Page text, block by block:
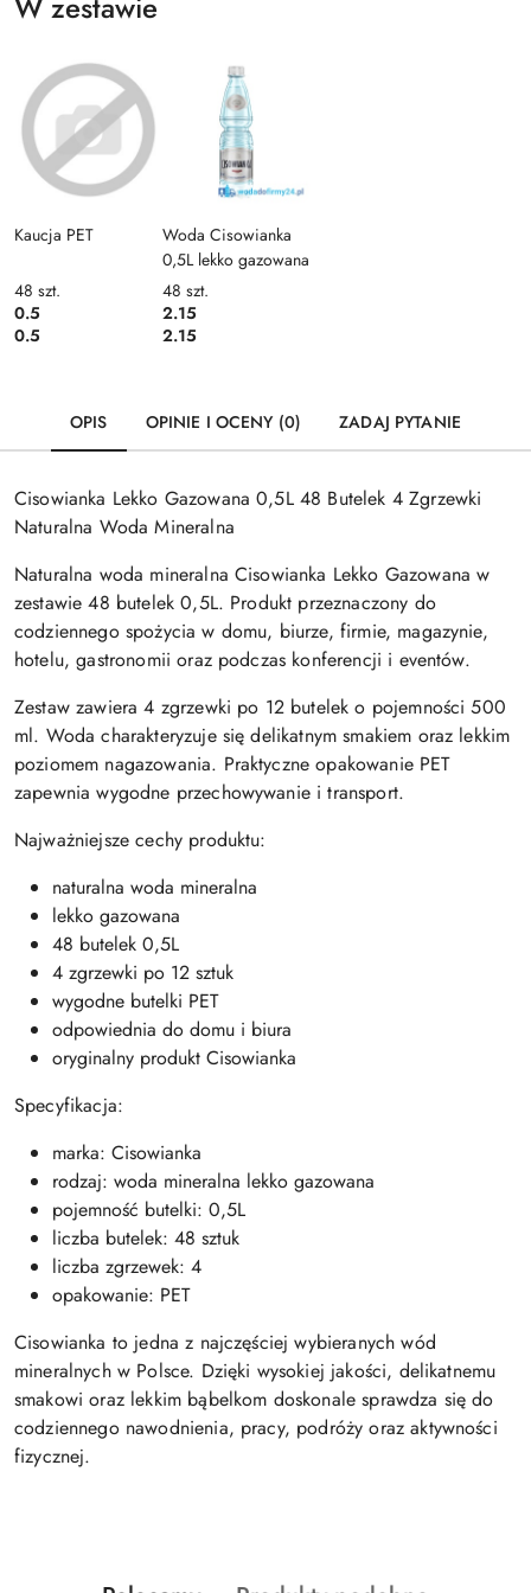
Kaucja PET
48 szt.
0.5
0.5
Woda Cisowianka
0,5L lekko gazowana
48 szt.
2.15
2.15
OPIS OPINIE I OCENY (0) ZADAJ PYTANIE
Cisowianka Lekko Gazowana 0,5L 48 Butelek 4 Zgrzewki
Naturalna Woda Mineralna
Naturalna woda mineralna Cisowianka Lekko Gazowana w
zestawie 48 butelek 0,5L. Produkt przeznaczony do
codziennego spożycia w domu, biurze, firmie, magazynie,
hotelu, gastronomii oraz podczas konferencji i eventów.
Zestaw zawiera 4 zgrzewki po 12 butelek o pojemności 500
ml. Woda charakteryzuje się delikatnym smakiem oraz lekkim
poziomem nagazowania. Praktyczne opakowanie PET
zapewnia wygodne przechowywanie i transport.
Najważniejsze cechy produktu:
naturalna woda mineralna
lekko gazowana
48 butelek 0,5L
4 zgrzewki po 12 sztuk
wygodne butelki PET
odpowiednia do domu i biura
oryginalny produkt Cisowianka
Specyfikacja:
marka: Cisowianka
rodzaj: woda mineralna lekko gazowana
pojemność butelki: 0,5L
liczba butelek: 48 sztuk
liczba zgrzewek: 4
opakowanie: PET
Cisowianka to jedna z najczęściej wybieranych wód
mineralnych w Polsce. Dzięki wysokiej jakości, delikatnemu
smakowi oraz lekkim bąbelkom doskonale sprawdza się do
codziennego nawodnienia, pracy, podróży oraz aktywności
fizycznej.